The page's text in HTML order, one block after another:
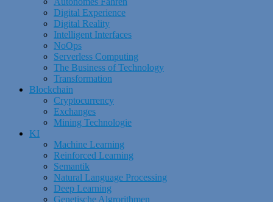
Digital Experience
Digital Reality
Intelligent Interfaces
NoOps
Serverless Computing
The Business of Technology
Transformation
Blockchain
Cryptocurrency
Exchanges
Mining Technologie
KI
Machine Learning
Reinforced Learning
Semantik
Natural Language Processing
Deep Learning
Genetische Algrorithmen